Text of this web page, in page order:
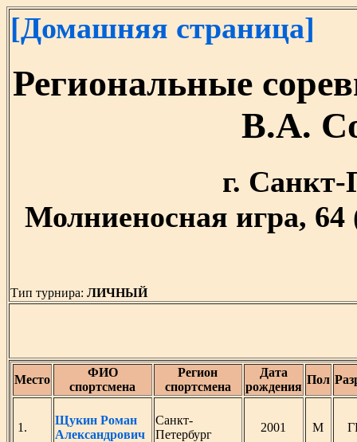
[Домашняя страница]
Региональные
В.А.
г. Санкт-
Молниеносная игра,
Тип турнира: ЛИЧНЫЙ
Место
ФИО
спортсмена
Регион
спортсмена
Дата
рождения
Пол
1.
Щукин Роман
Александрович
Санкт-
Петербург
2001 М